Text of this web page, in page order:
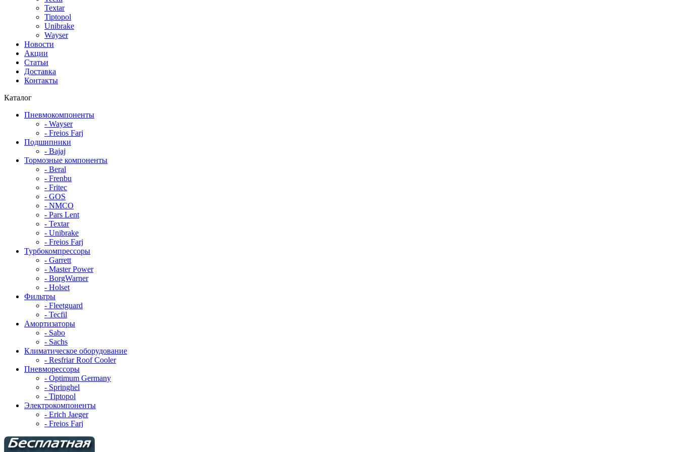
Textar
Tiptopol
Unibrake
Wayser
Новости
Акции
Статьи
Доставка
Контакты
Каталог
Пневмокомпоненты
- Wayser
- Freios Farj
Подшипники
- Bajaj
Тормозные компоненты
- Beral
- Frenbu
- Fritec
- GOS
- NMCO
- Pars Lent
- Textar
- Unibrake
- Freios Farj
Турбокомпрессоры
- Garrett
- Master Power
- BorgWarner
- Holset
Фильтры
- Fleetguard
- Tecfil
Амортизаторы
- Sabo
- Sachs
Климатическое оборудование
- Resfriar Roof Cooler
Пневморессоры
- Optimum Germany
- Springhel
- Tiptopol
Электрокомпоненты
- Erich Jaeger
- Freios Farj